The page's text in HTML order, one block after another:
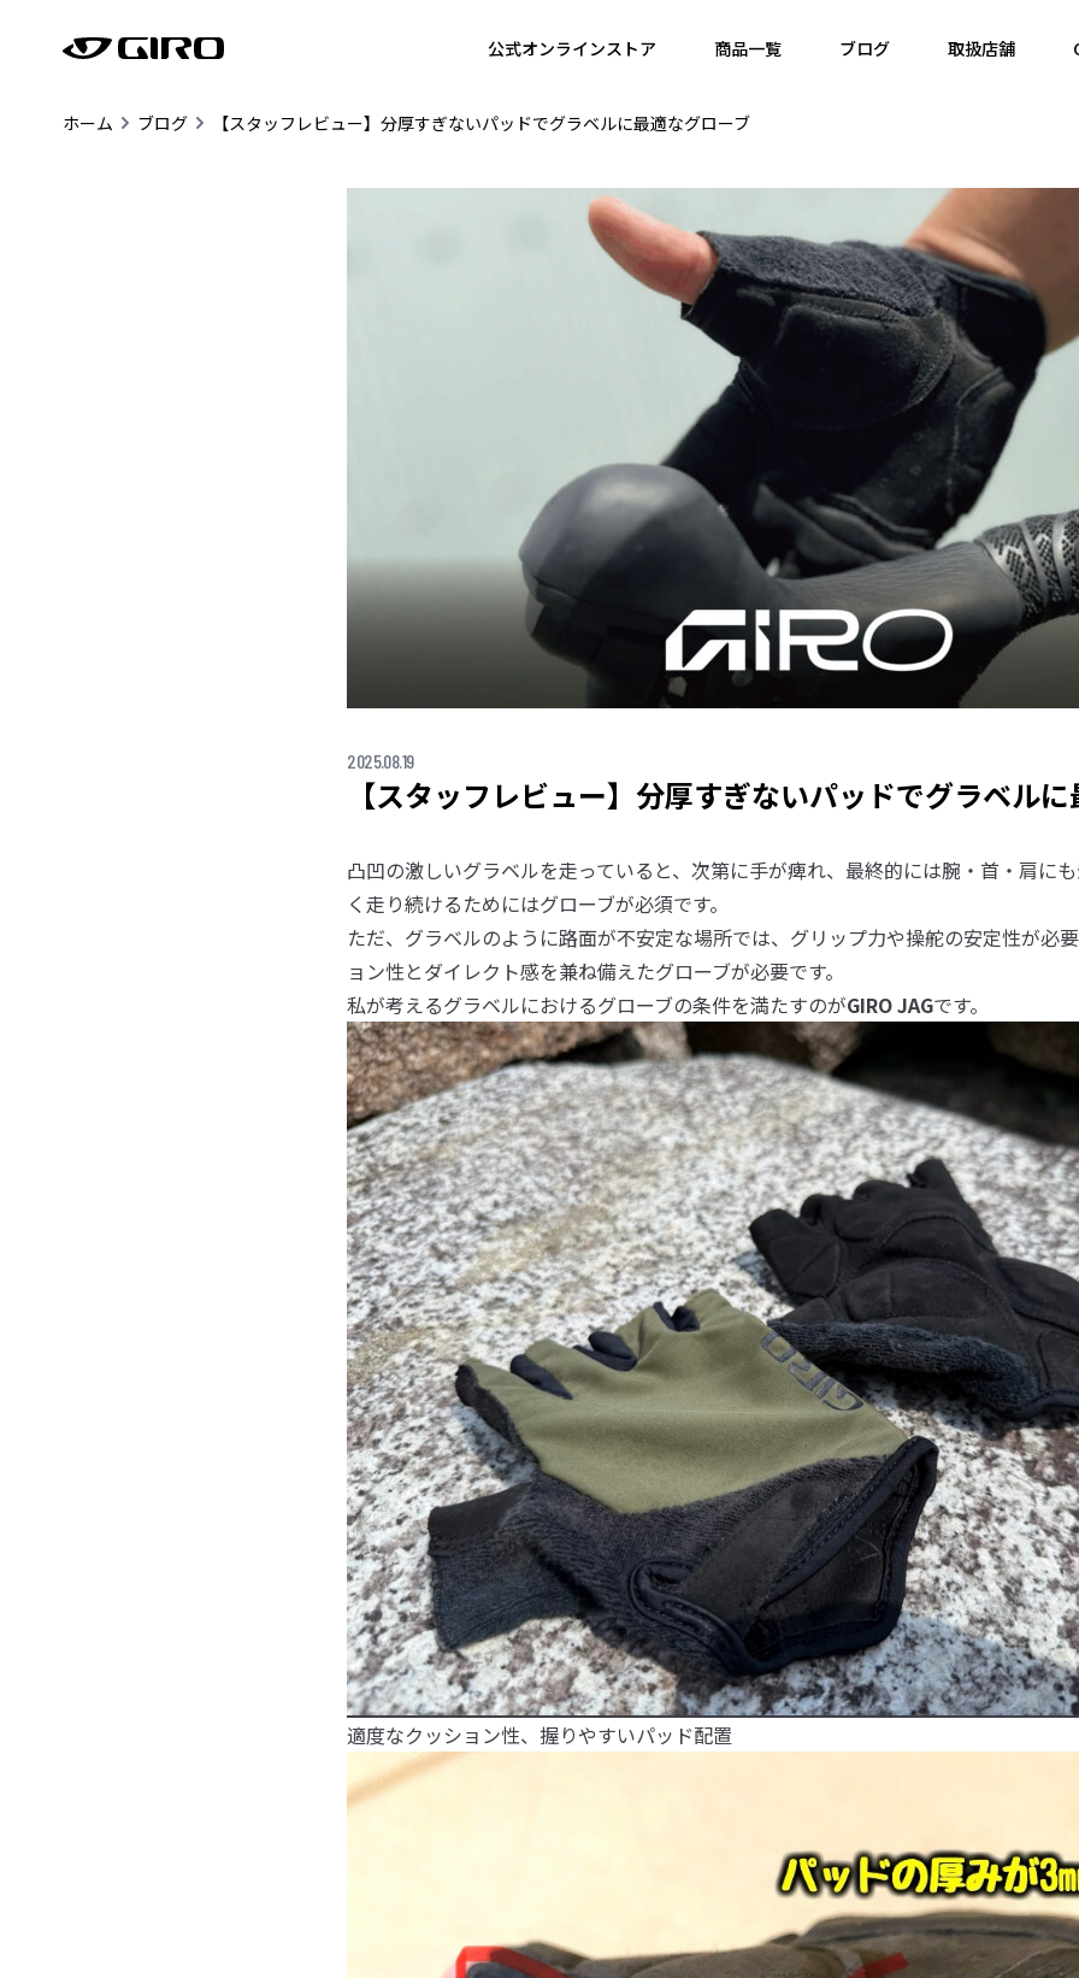
公式オンラインストア 商品一覧 ブログ 取扱店舗
ホーム ブログ 【スタッフレビュー】分厚すぎないパッドでグラベルに最適なグローブ
2025.08.19
【スタッフレビュー】分厚すぎないパッドでグラベル
凸凹の激しいグラベルを走っていると、次第に手が痺れ、最終的には腕・首・肩に
く走り続けるためにはグローブが必須です。
ただ、グラベルのように路面が不安定な場所では、グリップ力や操舵の安定性が必
ョン性とダイレクト感を兼ね備えたグローブが必要です。
私が考えるグラベルにおけるグローブの条件を満たすのがGIRO JAGです。
適度なクッション性、握りやすいパッド配置